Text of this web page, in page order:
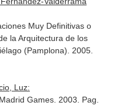
Muy Definitivas o
la Arquitectura de los
(Pamplona) . 2005.
Luz:
Games. 2003. Pag.